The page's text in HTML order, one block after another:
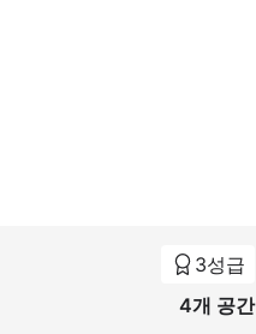
3성급
4개 공간